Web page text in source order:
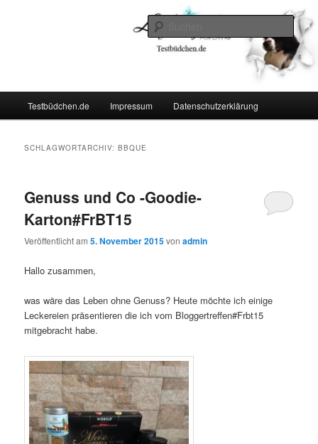
Testbüdchen.de Impressum Datenschutzerklärung
SCHLAGWORTARCHIV:BBQUE
Genuss und Co -Goodie-
Karton#FrBT15
Veröffentlicht am5. November 2015vonadmin
Hallo zusammen,
was wäre das Leben ohne Genuss? Heute möchte ich einige
Leckereien präsentieren die ich vom Bloggertreffen#Frbt15
mitgebracht habe.